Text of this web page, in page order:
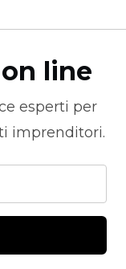
line
esperti per
imprenditori.